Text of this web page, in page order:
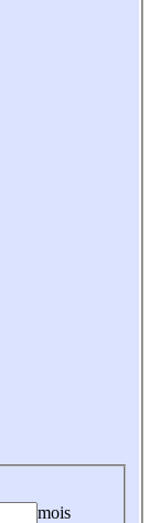
mois